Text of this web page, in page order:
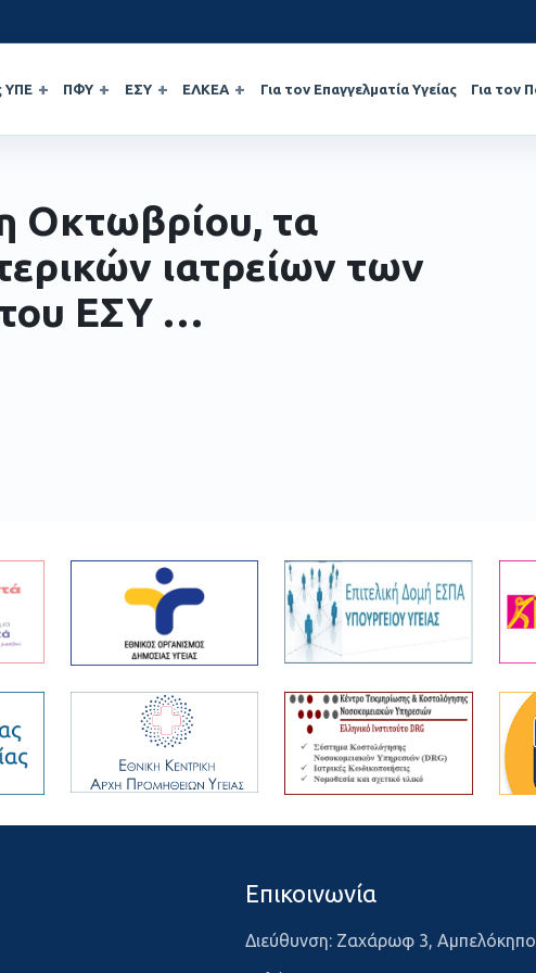
ΥΠΕ ΠΦΥ ΕΣΥ ΕΛΚΕΑ Για τον Επαγγελματία Υγείας Για τον
Οκτωβρίου, τα
ιατρείων των
ΕΣΥ …
Επικοινωνία
Διεύθυνση: Ζαχάρωφ 3,